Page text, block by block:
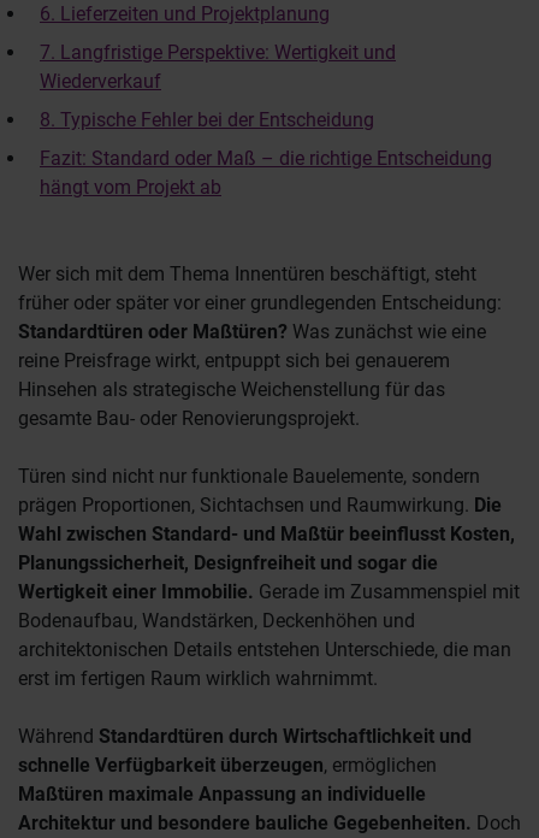
6. Lieferzeiten und Projektplanung
7. Langfristige Perspektive: Wertigkeit und
Wiederverkauf
8. Typische Fehler bei der Entscheidung
Fazit: Standard oder Maß – die richtige Entscheidung
hängt vom Projekt ab
Wer sich mit dem Thema Innentüren beschäftigt, steht
früher oder später vor einer grundlegenden Entscheidung:
Standardtüren oder Maßtüren? Was zunächst wie eine
reine Preisfrage wirkt, entpuppt sich bei genauerem
Hinsehen als strategische Weichenstellung für das
gesamte Bau- oder Renovierungsprojekt.
Türen sind nicht nur funktionale Bauelemente, sondern
prägen Proportionen, Sichtachsen und Raumwirkung. Die
Wahl zwischen Standard- und Maßtür beeinflusst Kosten,
Planungssicherheit, Designfreiheit und sogar die
Wertigkeit einer Immobilie. Gerade im Zusammenspiel mit
Bodenaufbau, Wandstärken, Deckenhöhen und
architektonischen Details entstehen Unterschiede, die man
erst im fertigen Raum wirklich wahrnimmt.
Während Standardtüren durch Wirtschaftlichkeit und
schnelle Verfügbarkeit überzeugen, ermöglichen
Maßtüren maximale Anpassung an individuelle
Architektur und besondere bauliche Gegebenheiten. Doch